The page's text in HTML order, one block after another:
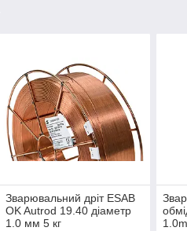
Зварювальний дріт ESAB
OK Autrod 19.40 діаметр
1.0 мм 5 кг